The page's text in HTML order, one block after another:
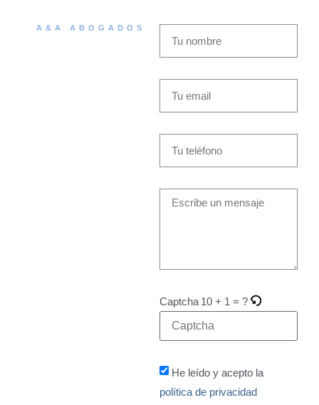
A&A ABOGADOS
Captcha 10 + 1 = ?
He leído y acepto la
política de privacidad